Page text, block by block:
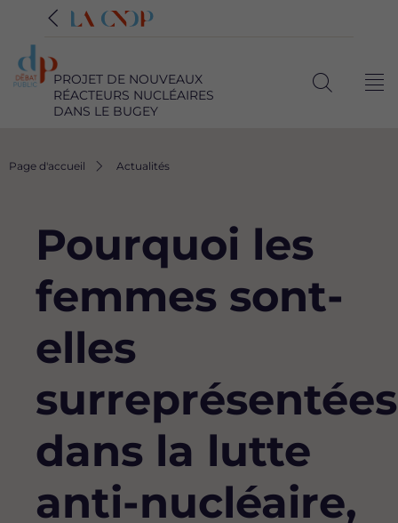
PROJET DE NOUVEAUX
RÉACTEURS NUCLÉAIRES
DANS LE BUGEY
Fil
Page d'accueil Actualités
Pourquoi les
femmes sont-
elles
surreprésentées
dans la lutte
anti-nucléaire,